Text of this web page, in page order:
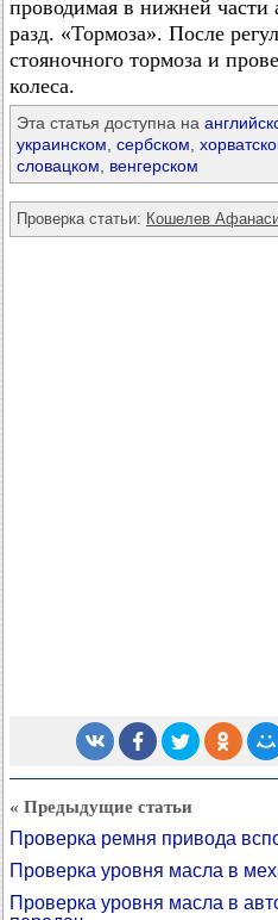
проводимая в нижней части
разд. «Тормоза». После
стояночного тормоза и
колеса.
Эта статья доступна на
украинском сербском
словацком
венгерском
Проверка статьи: Кошелев
« Предыдущие статьи
Проверка ремня привода
Проверка уровня масла в
Проверка уровня масла в